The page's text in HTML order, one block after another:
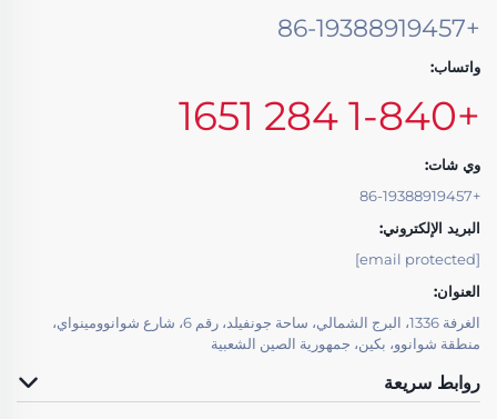
+86-19388919457
واتساب:
+1-840 284 1651
وي شات:
+86-19388919457
البريد الإلكتروني:
[email protected]
العنوان:
الغرفة 1336، البرج الشمالي، ساحة جونفيلد، رقم 6، شارع شوانوومينواي،
منطقة شوانوو، بكين، جمهورية الصين الشعبية
روابط سريعة